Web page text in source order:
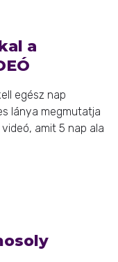
a
egész nap
lánya megmutatja
amit 5 nap ala